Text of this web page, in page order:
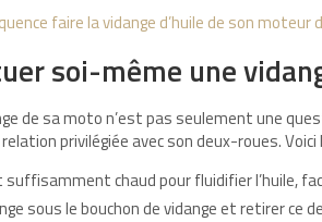
faire la vidange d’huile de son moteur
soi-même une
de sa moto n’est pas seulement une
privilégiée avec son deux-roues.
chaud pour fluidifier l’huile,
sous le bouchon de vidange et retirer ce